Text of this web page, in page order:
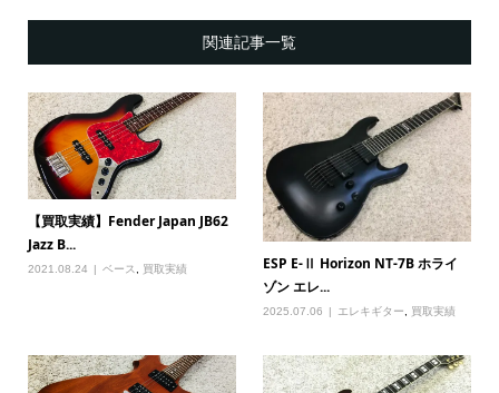
関連記事一覧
【買取実績】Fender Japan JB62
Jazz B...
2021.08.24 ベース 買取実績
ESP E-Ⅱ Horizon NT-7B ホライ
ゾン エレ...
2025.07.06 エレキギター, 買取実績